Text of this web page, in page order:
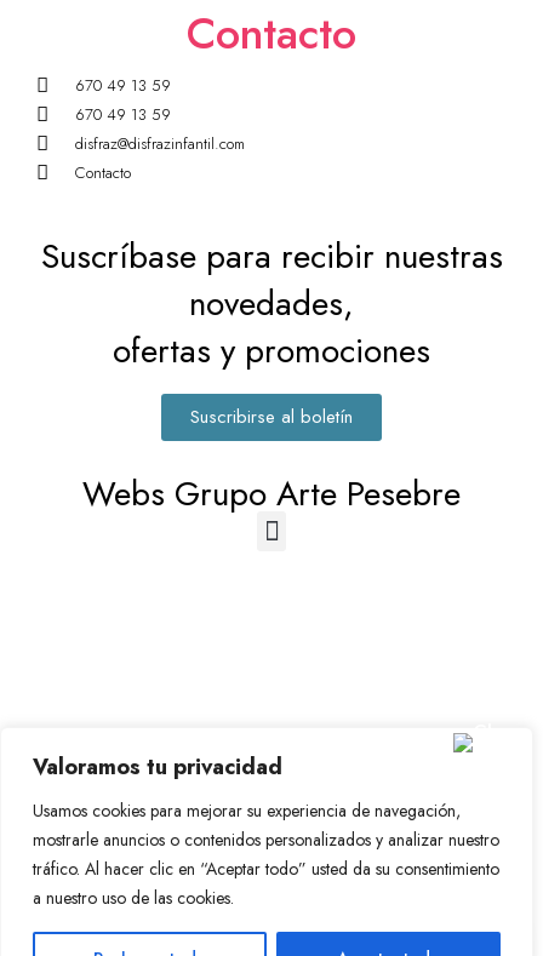
Valoramos tu privacidad
Usamos cookies para mejorar su experiencia de navegación,
mostrarle anuncios o contenidos personalizados y analizar nuestro
tráfico. Al hacer clic en “Aceptar todo” usted da su consentimiento
a nuestro uso de las cookies.
Contacto
670 49 13 59
670 49 13 59
disfraz@disfrazinfantil.com
Contacto
Suscríbase para recibir nuestras
novedades,
ofertas y promociones
Suscribirse al boletín
Webs Grupo Arte Pesebre
Grupo Arte Pesebre